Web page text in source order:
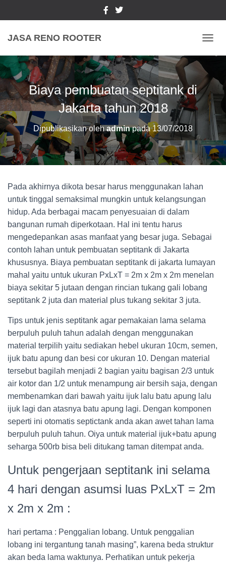
JASA RENO ROOTER
Biaya pembuatan septitank di
Jakarta tahun 2018
Dipublikasikan oleh adminpada13/07/2018
Pada akhirnya dikota besar harus menggunakan lahan
untuk tinggal semaksimal mungkin untuk kelangsungan
hidup. Ada berbagai macam penyesuaian di dalam
bangunan rumah diperkotaan. Hal ini tentu harus
mengedepankan asas manfaat yang besar juga. Sebagai
contoh lahan untuk pembuatan septitank di Jakarta
khususnya. Biaya pembuatan septitank di jakarta lumayan
mahal yaitu untuk ukuran PxLxT = 2m x 2m x 2m menelan
biaya sekitar 5 jutaan dengan rincian tukang gali lobang
septitank 2 juta dan material plus tukang sekitar 3 juta.
Tips untuk jenis septitank agar pemakaian lama selama
berpuluh puluh tahun adalah dengan menggunakan
material terpilih yaitu sediakan hebel ukuran 10cm, semen,
ijuk batu apung dan besi cor ukuran 10. Dengan material
tersebut bagilah menjadi 2 bagian yaitu bagisan 2/3 untuk
air kotor dan 1/2 untuk menampung air bersih saja, dengan
membenamkan dari bawah yaitu ijuk lalu batu apung lalu
ijuk lagi dan atasnya batu apung lagi. Dengan komponen
seperti ini otomatis septictank anda akan awet tahan lama
berpuluh puluh tahun. Oiya untuk material ijuk+batu apung
seharga 500rb bisa beli ditukang taman ditempat anda.
Untuk pengerjaan septitank ini selama
4 hari dengan asumsi luas PxLxT = 2m
x 2m x 2m :
hari pertama : Penggalian lobang. Untuk penggalian
lobang ini tergantung tanah masing”, karena beda struktur
akan beda lama waktunya. Perhatikan untuk pekerja